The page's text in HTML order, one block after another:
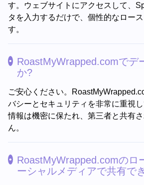
す。ウェブサイトにアクセスして、
タを入力するだけで、個性的なロー
す。
RoastMyWrapped.comでデ
か?
ご安心ください。
バシーとセキュリティを非常に重視
情報は機密に保たれ、第三者と共有
ん。
RoastMyWrapped.comのロ
ーシャルメディアで共有で